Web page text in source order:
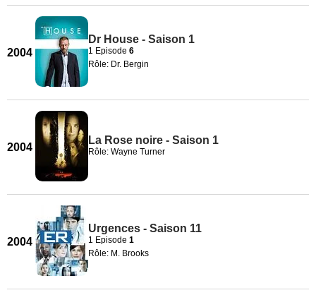
2004
Dr House - Saison 1
1 Episode 6
Rôle: Dr. Bergin
2004
La Rose noire - Saison 1
Rôle: Wayne Turner
2004
Urgences - Saison 11
1 Episode 1
Rôle: M. Brooks